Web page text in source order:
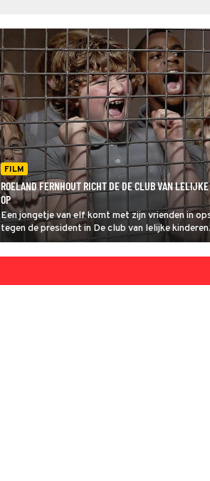
FILM
ROELAND FERNHOUT RICHT DE DE CLUB VAN
OP
Een jongetje van elf komt met zijn vrienden in
tegen de president in De club van lelijke